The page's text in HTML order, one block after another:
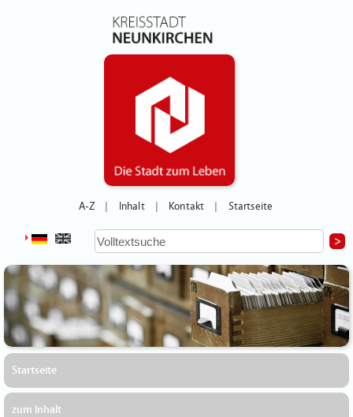
A-Z Inhalt Kontakt Startseite
Startseite
zum Inhalt